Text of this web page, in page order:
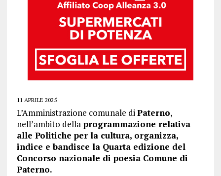
11 APRILE 2025
L’Amministrazione comunale diPaterno,
nell’ambito dellaprogrammazione relativa
alle Politiche per la cultura, organizza,
indice e bandisce la Quarta edizione del
Concorso nazionale di poesia Comune di
Paterno.